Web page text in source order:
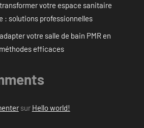
votre espace sanitaire
: solutions professionnelles
votre salle de bain PMR en
efficaces
sur Hello world!